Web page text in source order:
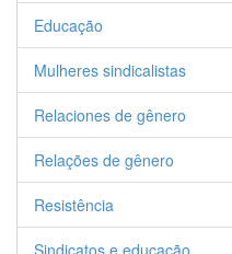
Educação
Mulheres sindicalistas
Relaciones de gênero
Relações de gênero
Resistência
Sindicatos e educação